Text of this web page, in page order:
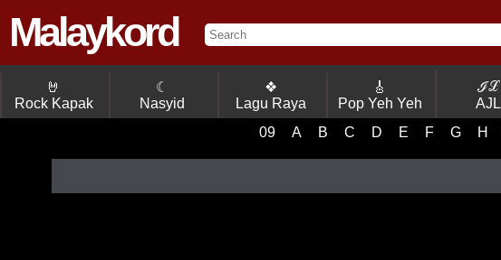
Malaykord
🤘
Rock Kapak
☾
Nasyid
❖
Lagu Raya
🎸
Pop Yeh Yeh
ℐℒ
AJL
09
A B C D E F G H